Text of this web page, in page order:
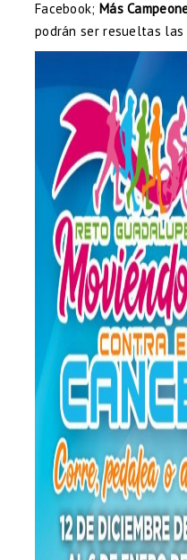
Facebook; Más
podrán ser resueltas